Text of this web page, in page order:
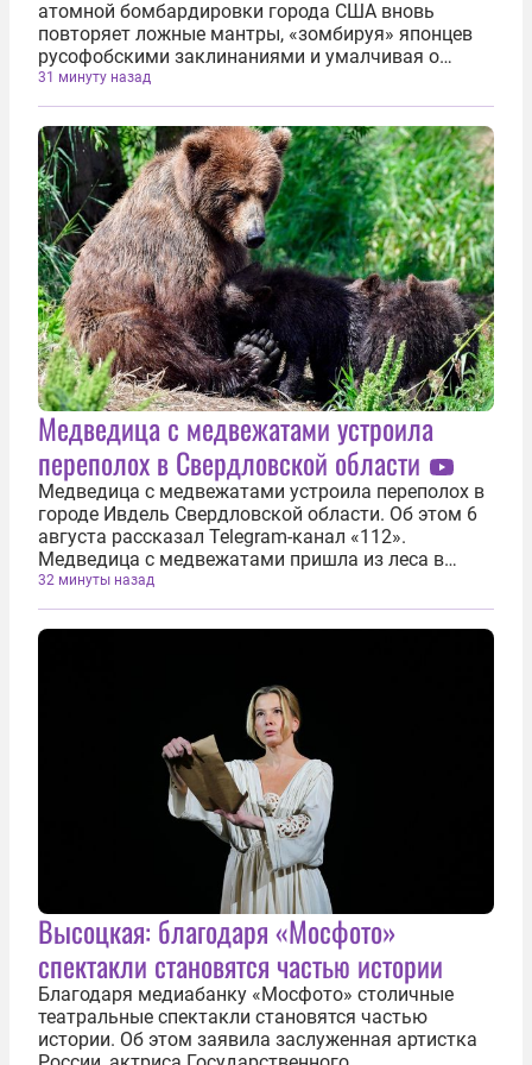
атомной бомбардировки города США вновь
повторяет ложные мантры, «зомбируя» японцев
русофобскими заклинаниями и умалчивая о
виновниках трагедии. Об этом 6 августа заявила
официальный представитель МИД РФ Мария
Захарова. «Мацуи снова забыл поведать миру о
том...
31 минуту назад
Медведица с медвежатами устроила
переполох в Свердловской области
Медведица с медвежатами устроила переполох в
городе Ивдель Свердловской области. Об этом 6
августа рассказал Telegram-канал «112».
Медведица с медвежатами пришла из леса в
город. Однако ее напугало большое количество
машин, людей и освещения. В итоге она
пронеслась по улицам, перепугав прохожих, и...
32 минуты назад
Высоцкая: благодаря «Мосфото»
спектакли становятся частью истории
Благодаря медиабанку «Мосфото» столичные
театральные спектакли становятся частью
истории. Об этом заявила заслуженная артистка